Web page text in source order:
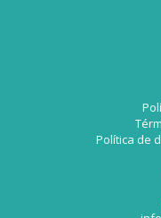
Política de